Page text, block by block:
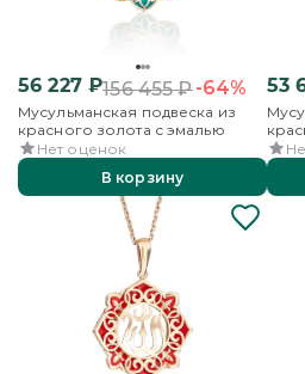
56 227₽156 455₽-64%
Мусульманская подвеска из
красного золота с эмалью
Нет оценок
В корзину
53